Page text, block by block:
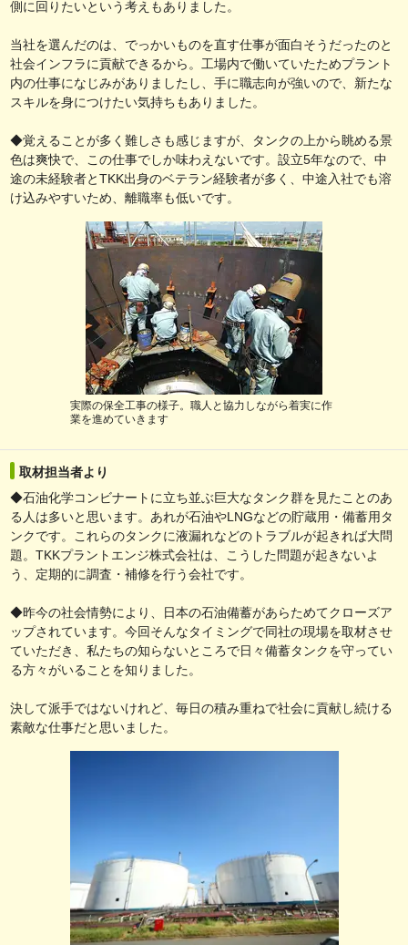
側に回りたいという考えもありました。
当社を選んだのは、でっかいものを直す仕事が面白そうだったのと
社会インフラに貢献できるから。工場内で働いていたためプラント
内の仕事になじみがありましたし、手に職志向が強いので、新たな
スキルを身につけたい気持ちもありました。
◆覚えることが多く難しさも感じますが、タンクの上から眺める景
色は爽快で、この仕事でしか味わえないです。設立5年なので、中
途の未経験者とTKK出身のベテラン経験者が多く、中途入社でも溶
け込みやすいため、離職率も低いです。
実際の保全工事の様子。職人と協力しながら着実に作
業を進めていきます
取材担当者より
◆石油化学コンビナートに立ち並ぶ巨大なタンク群を見たことのあ
る人は多いと思います。あれが石油やLNGなどの貯蔵用・備蓄用タ
ンクです。これらのタンクに液漏れなどのトラブルが起きれば大問
題。TKKプラントエンジ株式会社は、こうした問題が起きないよ
う、定期的に調査・補修を行う会社です。
◆昨今の社会情勢により、日本の石油備蓄があらためてクローズア
ップされています。今回そんなタイミングで同社の現場を取材させ
ていただき、私たちの知らないところで日々備蓄タンクを守ってい
る方々がいることを知りました。
決して派手ではないけれど、毎日の積み重ねで社会に貢献し続ける
素敵な仕事だと思いました。